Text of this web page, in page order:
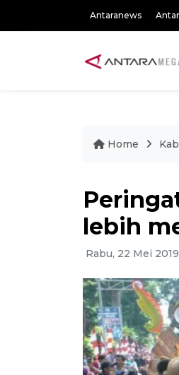
Antaranews
Home
lebih
Rabu, 22 Mei